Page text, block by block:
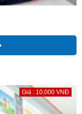
Giá : 10,000 VNĐ